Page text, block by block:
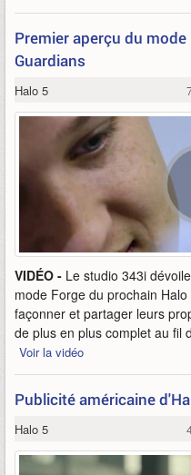
Premier aperçu du
Guardians
Halo 5
VIDÉO - Le studio 343i
mode Forge du prochain
façonner et partager leurs
de plus en plus complet au fil
Voir la vidéo
Publicité américaine
Halo 5